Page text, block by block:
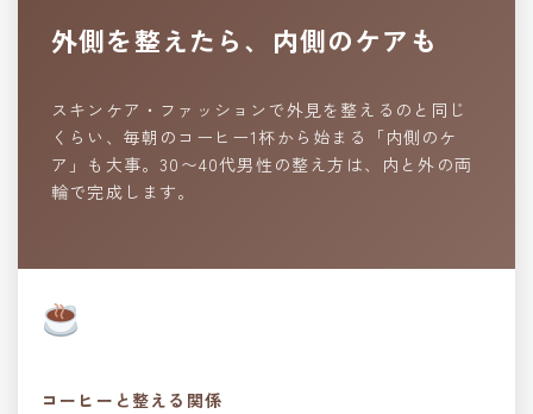
外側を整えたら、内側のケアも
スキンケア・ファッションで外見を整えるのと同じ
くらい、毎朝のコーヒー1杯から始まる「内側のケ
ア」も大事。30〜40代男性の整え方は、内と外の両
輪で完成します。
コーヒーと整える関係